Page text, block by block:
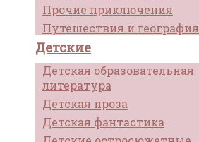
Прочие приключения
Путешествия и география
Детские
Детская образовательная
литература
Детская проза
Детская фантастика